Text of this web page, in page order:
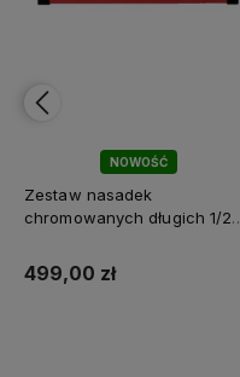
NOWOŚĆ
Zestaw nasadek
chromowanych długich 1/2"
499,00 zł